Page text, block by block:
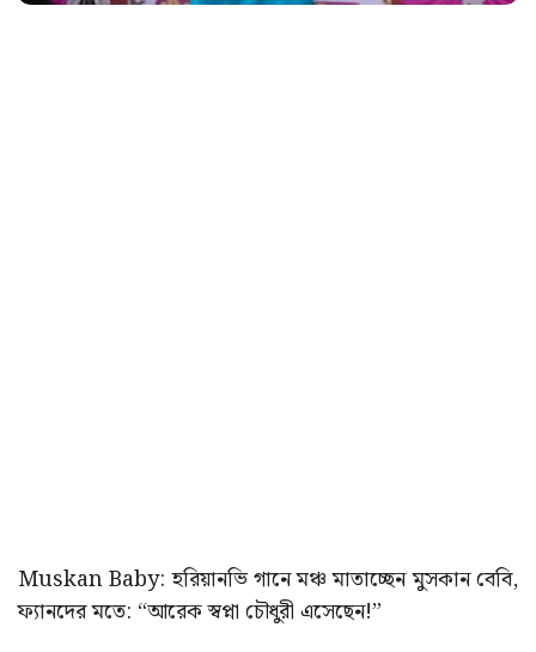
Muskan Baby: হরিয়ানভি গানে মঞ্চ মাতাচ্ছেন মুসকান বেবি,
ফ্যানদের মতে: “আরেক স্বপ্না চৌধুরী এসেছেন!”